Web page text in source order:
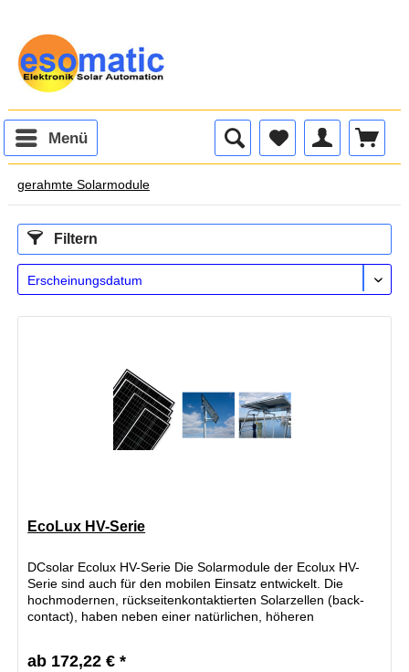
Menü
gerahmte Solarmodule
Filtern
EcoLux HV-Serie
DCsolar Ecolux HV-Serie Die Solarmodule der Ecolux HV-
Serie sind auch für den mobilen Einsatz entwickelt. Die
hochmodernen, rückseitenkontaktierten Solarzellen (back-
contact), haben neben einer natürlichen, höheren
ab 172,22 € *